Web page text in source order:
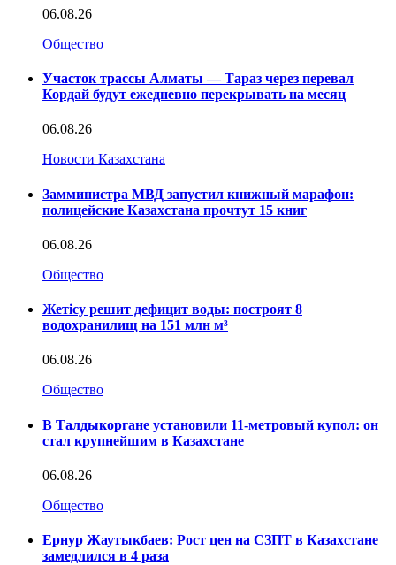
06.08.26
Общество
Участок трассы Алматы — Тараз через перевал
Кордай будут ежедневно перекрывать на месяц
06.08.26
Новости Казахстана
Замминистра МВД запустил книжный марафон:
полицейские Казахстана прочтут 15 книг
06.08.26
Общество
Жетісу решит дефицит воды: построят 8
водохранилищ на 151 млн м³
06.08.26
Общество
В Талдыкоргане установили 11-метровый купол: он
стал крупнейшим в Казахстане
06.08.26
Общество
Ернур Жаутыкбаев: Рост цен на СЗПТ в Казахстане
замедлился в 4 раза